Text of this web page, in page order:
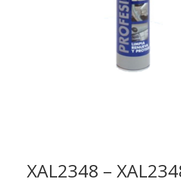
XAL2348 –